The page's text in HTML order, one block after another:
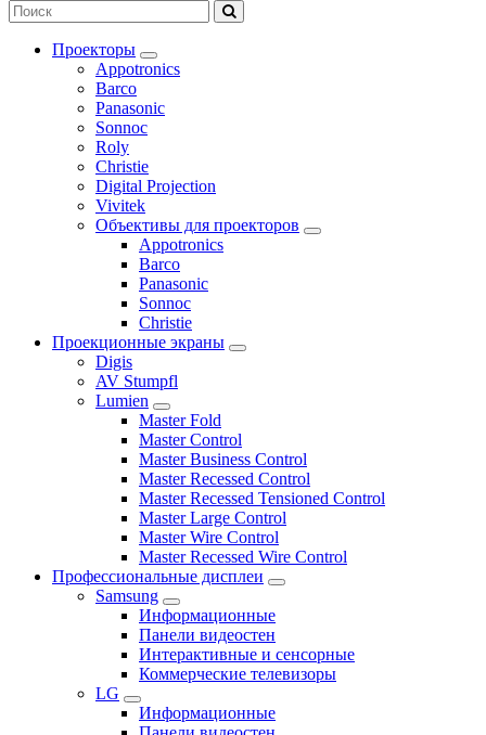
Проекторы
Appotronics
Barco
Panasonic
Sonnoc
Roly
Christie
Digital Projection
Vivitek
Объективы для проекторов
Appotronics
Barco
Panasonic
Sonnoc
Сhristie
Проекционные экраны
Digis
AV Stumpfl
Lumien
Master Fold
Master Control
Master Business Control
Master Recessed Control
Master Recessed Tensioned Control
Master Large Control
Master Wire Control
Master Recessed Wire Control
Профессиональные дисплеи
Samsung
Информационные
Панели видеостен
Интерактивные и сенсорные
Коммерческие телевизоры
LG
Информационные